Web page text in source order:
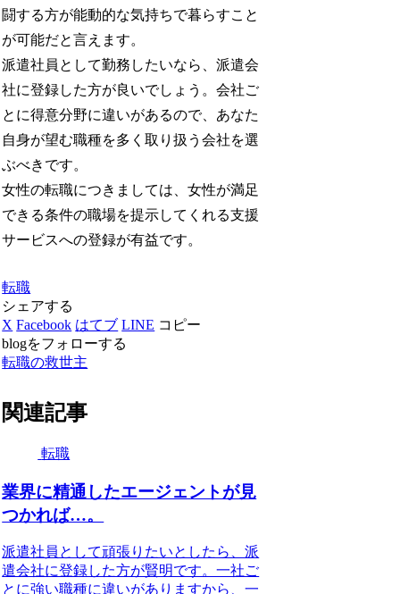
闘する方が能動的な気持ちで暮らすこと
が可能だと言えます。
派遣社員として勤務したいなら、派遣会
社に登録した方が良いでしょう。会社ご
とに得意分野に違いがあるので、あなた
自身が望む職種を多く取り扱う会社を選
ぶべきです。
女性の転職につきましては、女性が満足
できる条件の職場を提示してくれる支援
サービスへの登録が有益です。
転職
シェアする
X Facebook はてブ LINE コピー
blogをフォローする
転職の救世主
関連記事
転職
業界に精通したエージェントが見
つかれば…。
派遣社員として頑張りたいとしたら、派
遣会社に登録した方が賢明です。一社ご
とに強い職種に違いがありますから、一